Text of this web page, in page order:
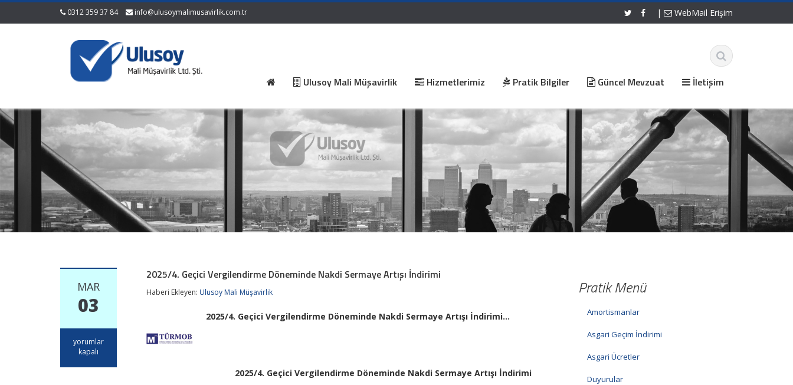
0312 359 37 84 info@ulusoymalimusavirlik.com.tr | WebMail Erişim
Ulusoy Mali Müşavirlik Hizmetlerimiz Pratik Bilgiler Güncel Mevzuat İletişim
MAR
03
2025/4.
Geçici
yorumlar
kapalı
2025/4. Geçici Vergilendirme Döneminde Nakdi Sermaye Artışı İndirimi
Haberi Ekleyen: Ulusoy Mali Müşavirlik
2025/4. Geçici Vergilendirme Döneminde Nakdi Sermaye Artışı İndirimi…
2025/4. Geçici Vergilendirme Döneminde Nakdi Sermaye Artışı İndirimi
Pratik Menü
Amortismanlar
Asgari Geçim İndirimi
Asgari Ücretler
Duyurular